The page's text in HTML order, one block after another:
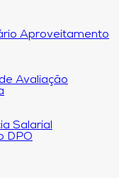
Aproveitamento
Avaliação
Salarial
DPO